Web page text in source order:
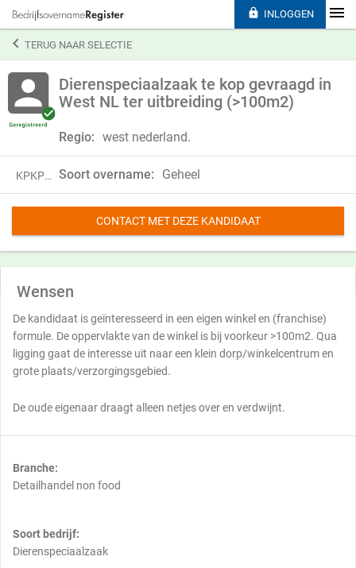
TERUG NAAR SELECTIE
Dierenspeciaalzaak te kop gevraagd in
West NL ter uitbreiding (>100m2)
Regio: west nederland.
KPKP25PBH62B Soort overname: Geheel
CONTACT MET DEZE KANDIDAAT
Wensen
De kandidaat is geïnteresseerd in een eigen winkel en (franchise)
formule. De oppervlakte van de winkel is bij voorkeur >100m2. Qua
ligging gaat de interesse uit naar een klein dorp/winkelcentrum en
grote plaats/verzorgingsgebied.
De oude eigenaar draagt alleen netjes over en verdwijnt.
Branche:
Detailhandel non food
Soort bedrijf:
Dierenspeciaalzaak
 INLOGGEN